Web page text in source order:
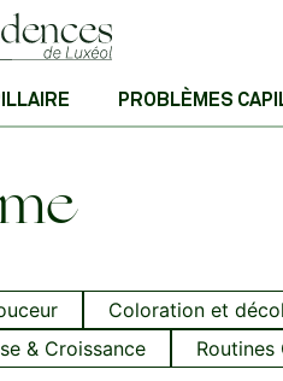
PROBLÈMES
Coloration et
& Croissance Routines